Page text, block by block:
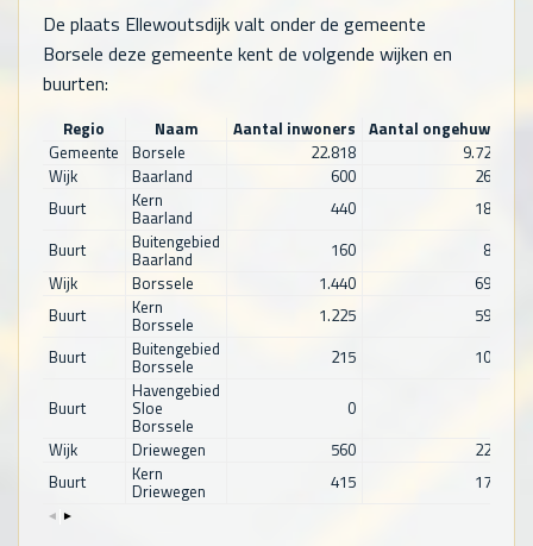
De plaats Ellewoutsdijk valt onder de gemeente
Borsele deze gemeente kent de volgende wijken en
buurten:
Regio Naam Aantal inwoners Aantal ongehuwd
Gemeente Borsele 22.818
9.728
Wijk
Baarland 600
265
Buurt
Kern
Baarland 440
185
Buurt
Buitengebied
Baarland 160
80
Wijk
Borssele 1.440
690
Buurt
Kern
Borssele 1.225
590
Buurt
Buitengebied
Borssele 215 100
Buurt
Havengebied
Sloe
Borssele
0
Wijk
Driewegen 560
225
Buurt
Kern
Driewegen 415 170